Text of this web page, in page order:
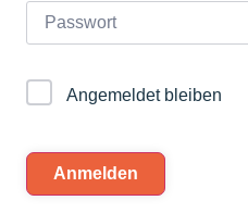
Angemeldet bleiben
Anmelden